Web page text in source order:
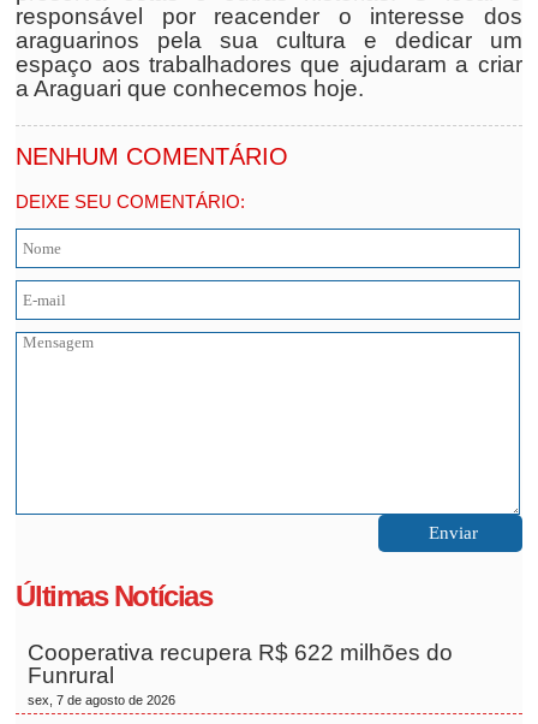
responsável por reacender o interesse dos
araguarinos pela sua cultura e dedicar um
espaço aos trabalhadores que ajudaram a criar
a Araguari que conhecemos hoje.
NENHUM COMENTÁRIO
DEIXE SEU COMENTÁRIO:
Últimas Notícias
Cooperativa recupera R$ 622 milhões do
Funrural
sex, 7 de agosto de 2026